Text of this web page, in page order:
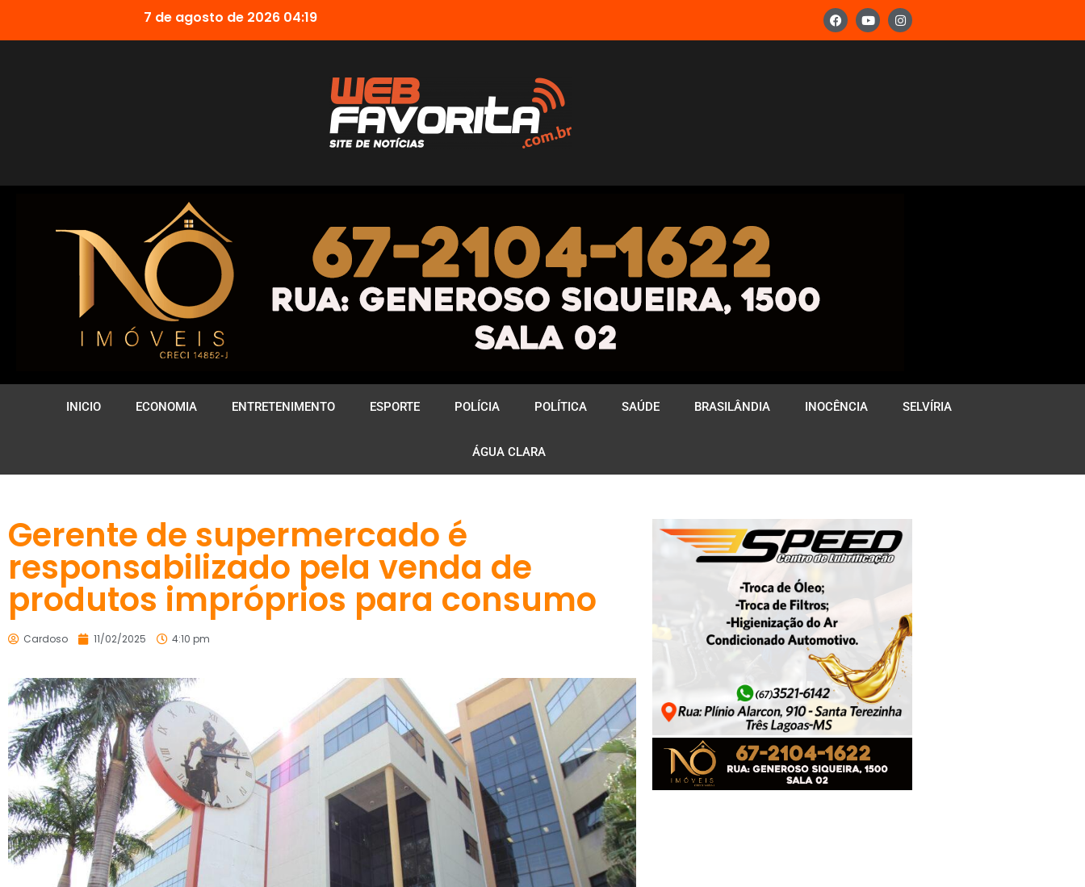
7 de agosto de 2026 04:19
INICIO ECONOMIA ENTRETENIMENTO ESPORTE POLÍCIA POLÍTICA SAÚDE BRASILÂNDIA INOCÊNCIA SELVÍRIA
ÁGUA CLARA
Gerente de supermercado é
responsabilizado pela venda de
produtos impróprios para consumo
Cardoso 11/02/2025 4:10 pm